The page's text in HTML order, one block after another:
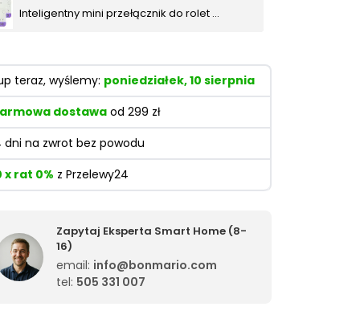
Inteligentny mini przełącznik do rolet WiFi Sonoff MINI-RBS (2 szt.)
teraz, wyślemy: poniedziałek, 10 sierpnia
dostawa od 299 zł
dni na zwrot bez powodu
x rat 0% z Przelewy24
Zapytaj Eksperta Smart Home (8-
16)
email: info@bonmario.com
tel: 505 331 007